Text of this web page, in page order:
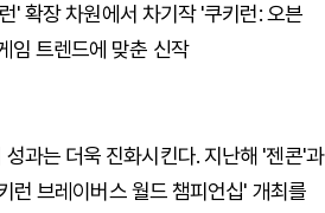
' 확장 차원에서 차기작 '쿠키런: 오븐
임 트렌드에 맞춘 신작
과는 더욱 진화시킨다. 지난해 '젠콘'과
런 브레이버스 월드 챔피언십' 개최를